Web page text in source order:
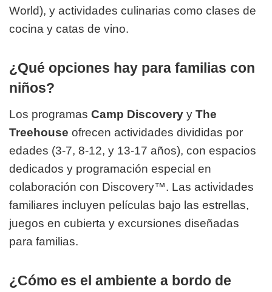
World), y actividades culinarias como clases de
cocina y catas de vino.
¿Qué opciones hay para familias con
niños?
Los programas Camp Discovery y The
Treehouse ofrecen actividades divididas por
edades (3-7, 8-12, y 13-17 años), con espacios
dedicados y programación especial en
colaboración con Discovery™. Las actividades
familiares incluyen películas bajo las estrellas,
juegos en cubierta y excursiones diseñadas
para familias.
¿Cómo es el ambiente a bordo de